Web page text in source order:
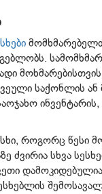
საქონლის ან
როგორც წესი
ძვირია სხვა
დამოკიდებულია